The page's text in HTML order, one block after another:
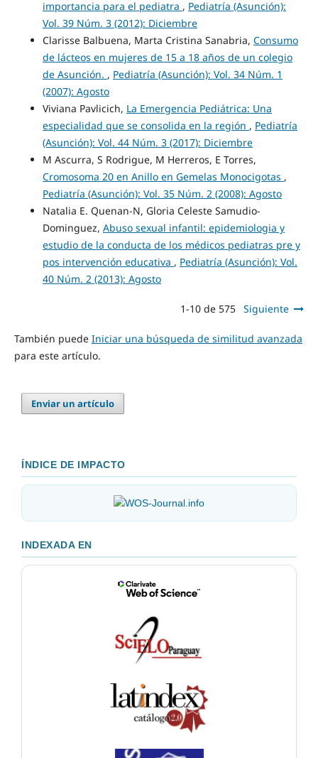
importancia para el pediatra , Pediatría (Asunción):
Vol. 39 Núm. 3 (2012): Diciembre
Clarisse Balbuena, Marta Cristina Sanabria, Consumo
de lácteos en mujeres de 15 a 18 años de un colegio
de Asunción. , Pediatría (Asunción): Vol. 34 Núm. 1
(2007): Agosto
Viviana Pavlicich, La Emergencia Pediátrica: Una
especialidad que se consolida en la región , Pediatría
(Asunción): Vol. 44 Núm. 3 (2017): Diciembre
M Ascurra, S Rodrigue, M Herreros, E Torres,
Cromosoma 20 en Anillo en Gemelas Monocigotas ,
Pediatría (Asunción): Vol. 35 Núm. 2 (2008): Agosto
Natalia E. Quenan-N, Gloria Celeste Samudio-
Dominguez, Abuso sexual infantil: epidemiologia y
estudio de la conducta de los médicos pediatras pre y
pos intervención educativa , Pediatría (Asunción): Vol.
40 Núm. 2 (2013): Agosto
1-10 de 575 Siguiente
También puede Iniciar una búsqueda de similitud avanzada
para este artículo.
Enviar un artículo
ÍNDICE DE IMPACTO
INDEXADA EN